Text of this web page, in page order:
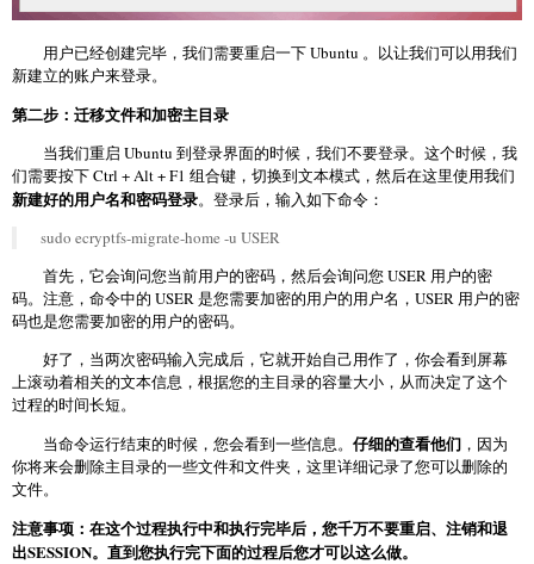
用户已经创建完毕，我们需要重启一下 Ubuntu 。以让我们可以用我们
新建立的账户来登录。
第二步：迁移文件和加密主目录
当我们重启 Ubuntu 到登录界面的时候，我们不要登录。这个时候，我
们需要按下 Ctrl + Alt + F1 组合键，切换到文本模式，然后在这里使用我们
新建好的用户名和密码登录。登录后，输入如下命令：
sudo ecryptfs-migrate-home -u USER
首先，它会询问您当前用户的密码，然后会询问您 USER 用户的密
码。注意，命令中的 USER 是您需要加密的用户的用户名，USER 用户的密
码也是您需要加密的用户的密码。
好了，当两次密码输入完成后，它就开始自己用作了，你会看到屏幕
上滚动着相关的文本信息，根据您的主目录的容量大小，从而决定了这个
过程的时间长短。
当命令运行结束的时候，您会看到一些信息。 仔细的查看他们 ，因为
你将来会删除主目录的一些文件和文件夹，这里详细记录了您可以删除的
文件。
注意事项：在这个过程执行中和执行完毕后，您千万不要重启、注销和退
出SESSION。直到您执行完下面的过程后您才可以这么做。